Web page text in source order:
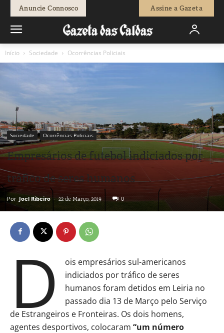
Anuncie Connosco Assine a Gazeta
Início Sociedade Ocorrências Policiais
Sociedade Ocorrências Policiais
Empresários de futebol indiciados por
tráfico de seres humanos
Por Joel Ribeiro - 22 de Março, 2019 0
D
ois empresários sul-americanos
indiciados por tráfico de seres
humanos foram detidos em Leiria no
passado dia 13 de Março pelo Serviço
de Estrangeiros e Fronteiras. Os dois homens,
agentes desportivos, colocaram “um número